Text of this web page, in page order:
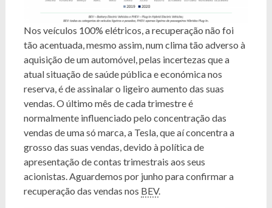
Nos veículos 100% elétricos, a recuperação não foi
tão acentuada, mesmo assim, num clima tão adverso à
aquisição de um automóvel, pelas incertezas que a
atual situação de saúde pública e económica nos
reserva, é de assinalar o ligeiro aumento das suas
vendas. O último mês de cada trimestre é
normalmente influenciado pelo concentração das
vendas de uma só marca, a Tesla, que aí concentra a
grosso das suas vendas, devido à política de
apresentação de contas trimestrais aos seus
acionistas. Aguardemos por junho para confirmar a
recuperação das vendas nos BEV.